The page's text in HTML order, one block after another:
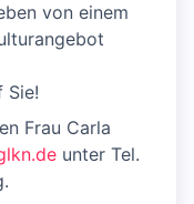
von einem
Sie!
Frau Carla
unter Tel.